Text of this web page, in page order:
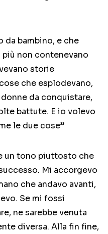
da bambino, e che
non contenevano
storie
che esplodevano,
da conquistare,
battute. E io volevo
le due cose”
un tono piuttosto che
Mi accorgevo
che andavo avanti,
Se mi fossi
ne sarebbe venuta
diversa. Alla fin fine,